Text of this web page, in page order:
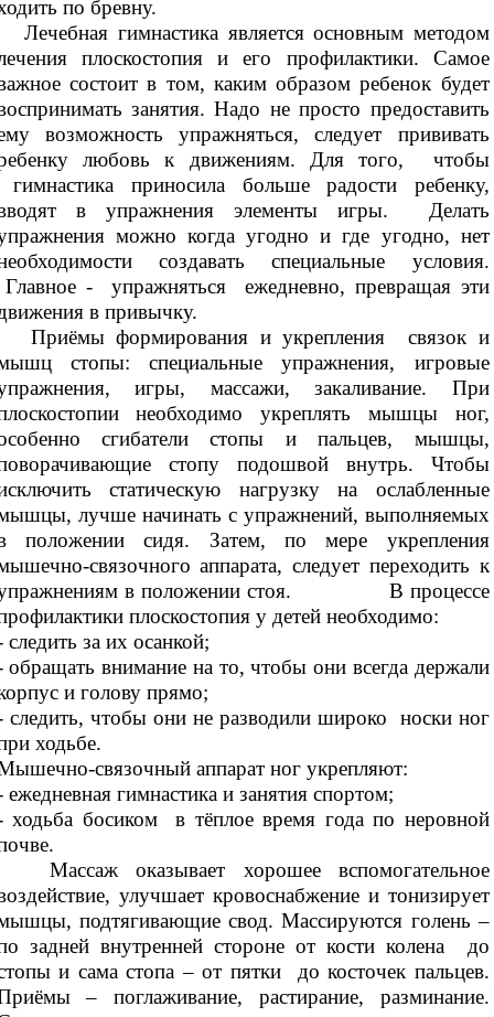
по бревну.
гимнастика является основным методом
плоскостопия и его профилактики. Самое
состоит в том, каким образом ребенок будет
занятия. Надо не просто предоставить
возможность упражняться, следует прививать
любовь к движениям. Для того, чтобы
приносила больше радости ребенку,
в упражнения элементы игры. Делать
можно когда угодно и где угодно, нет
создавать специальные условия.
- упражняться ежедневно, превращая эти
в привычку.
формирования и укрепления связок и
стопы: специальные упражнения, игровые
игры, массажи, закаливание. При
необходимо укреплять мышцы ног,
сгибатели стопы и пальцев, мышцы,
стопу подошвой внутрь. Чтобы
статическую нагрузку на ослабленные
лучше начинать с упражнений, выполняемых
положении сидя. Затем, по мере укрепления
связочного аппарата, следует переходить к
в положении стоя. В процессе
плоскостопия у детей необходимо:
следить за их осанкой;
обращать внимание на то, чтобы они всегда держали
и голову прямо;
следить, чтобы они не разводили широко носки ног
ходьбе.
связочный аппарат ног укрепляют:
ежедневная гимнастика и занятия спортом;
ходьба босиком в тёплое время года по неровной
оказывает хорошее вспомогательное
улучшает кровоснабжение и тонизирует
подтягивающие свод. Массируются голень –
задней внутренней стороне от кости колена до
и сама стопа – от пятки до косточек пальцев.
– поглаживание, растирание, разминание.